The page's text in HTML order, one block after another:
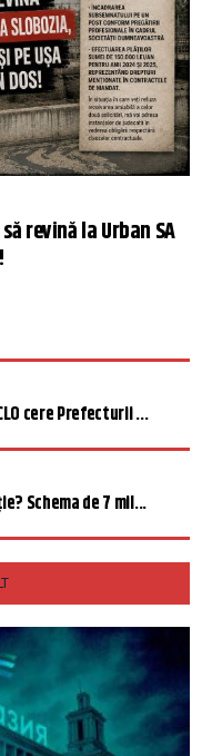
revină la Urban SA
cere Prefecturii ...
Schema de 7 mil...